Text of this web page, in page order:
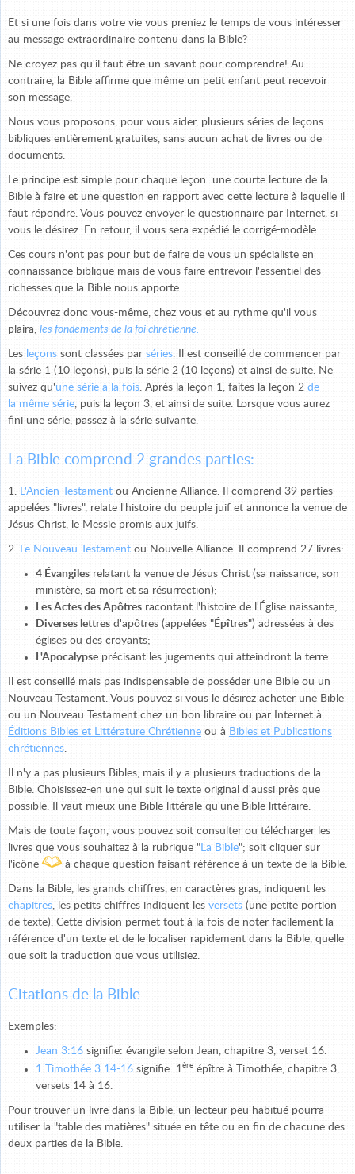
Et si une fois dans votre vie vous preniez le temps de vous intéresser
au message extraordinaire contenu dans la Bible?
Ne croyez pas qu'il faut être un savant pour comprendre! Au
contraire, la Bible affirme que même un petit enfant peut recevoir
son message.
Nous vous proposons, pour vous aider, plusieurs séries de leçons
bibliques entièrement gratuites, sans aucun achat de livres ou de
documents.
Le principe est simple pour chaque leçon: une courte lecture de la
Bible à faire et une question en rapport avec cette lecture à laquelle il
faut répondre. Vous pouvez envoyer le questionnaire par Internet, si
vous le désirez. En retour, il vous sera expédié le corrigé-modèle.
Ces cours n'ont pas pour but de faire de vous un spécialiste en
connaissance biblique mais de vous faire entrevoir l'essentiel des
richesses que la Bible nous apporte.
Découvrez donc vous-même, chez vous et au rythme qu'il vous
plaira, les fondements de la foi chrétienne.
Les leçons sont classées par séries. Il est conseillé de commencer par
la série 1 (10 leçons), puis la série 2 (10 leçons) et ainsi de suite. Ne
suivez qu'une série à la fois. Après la leçon 1, faites la leçon 2 de
la même série, puis la leçon 3, et ainsi de suite. Lorsque vous aurez
fini une série, passez à la série suivante.
La Bible comprend 2 grandes parties:
1. L'Ancien Testament ou Ancienne Alliance. Il comprend 39 parties
appelées "livres", relate l'histoire du peuple juif et annonce la venue de
Jésus Christ, le Messie promis aux juifs.
2. Le Nouveau Testament ou Nouvelle Alliance. Il comprend 27 livres:
4 Évangiles relatant la venue de Jésus Christ (sa naissance, son
ministère, sa mort et sa résurrection);
Les Actes des Apôtres racontant l'histoire de l'Église naissante;
Diverses lettres d'apôtres (appelées " Épîtres") adressées à des
églises ou des croyants;
L'Apocalypse précisant les jugements qui atteindront la terre.
Il est conseillé mais pas indispensable de posséder une Bible ou un
Nouveau Testament. Vous pouvez si vous le désirez acheter une Bible
ou un Nouveau Testament chez un bon libraire ou par Internet à
Éditions Bibles et Littérature Chrétienne ou à Bibles et Publications
chrétiennes.
Il n'y a pas plusieurs Bibles, mais il y a plusieurs traductions de la
Bible. Choisissez-en une qui suit le texte original d'aussi près que
possible. Il vaut mieux une Bible littérale qu'une Bible littéraire.
Mais de toute façon, vous pouvez soit consulter ou télécharger les
livres que vous souhaitez à la rubrique "La Bible"; soit cliquer sur
l'icône
à chaque question faisant référence à un texte de la Bible.
Dans la Bible, les grands chiffres, en caractères gras, indiquent les
chapitres, les petits chiffres indiquent les versets (une petite portion
de texte). Cette division permet tout à la fois de noter facilement la
référence d'un texte et de le localiser rapidement dans la Bible, quelle
que soit la traduction que vous utilisiez.
Citations de la Bible
Exemples:
Jean 3:16 signifie: évangile selon Jean, chapitre 3, verset 16.
1 Timothée 3:14-16 signifie: 1 ère épître à Timothée, chapitre 3,
versets 14 à 16.
Pour trouver un livre dans la Bible, un lecteur peu habitué pourra
utiliser la "table des matières" située en tête ou en fin de chacune des
deux parties de la Bible.